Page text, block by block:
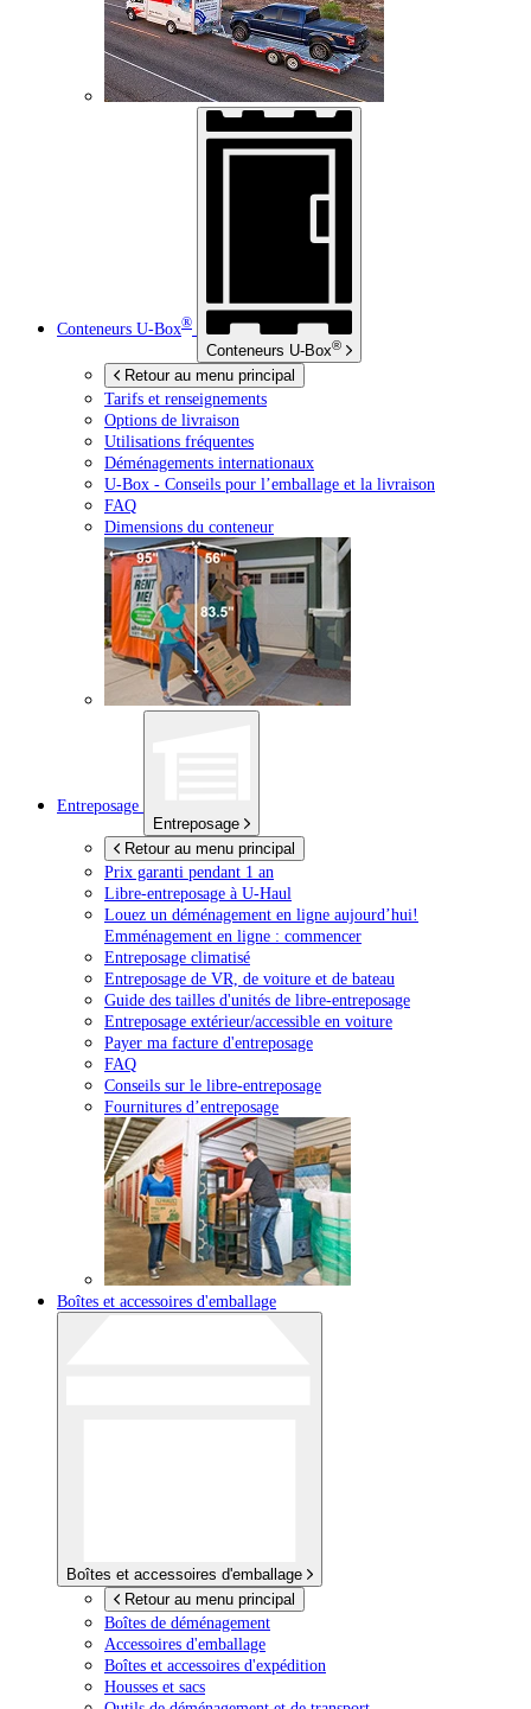
Conteneurs U-Box®
Conteneurs U-Box®
Retour au menu principal
Tarifs et renseignements
Options de livraison
Utilisations fréquentes
Déménagements internationaux
U-Box - Conseils pour l’emballage et la livraison
FAQ
Dimensions du conteneur
Entreposage
Entreposage
Retour au menu principal
Prix garanti pendant 1 an
Libre-entreposage à U-Haul
Louez un déménagement en ligne aujourd’hui!
Emménagement en ligne : commencer
Entreposage climatisé
Entreposage de VR, de voiture et de bateau
Guide des tailles d'unités de libre-entreposage
Entreposage extérieur/accessible en voiture
Payer ma facture d'entreposage
FAQ
Conseils sur le libre-entreposage
Fournitures d’entreposage
Boîtes et accessoires d'emballage
Boîtes et accessoires d'emballage
Retour au menu principal
Boîtes de déménagement
Accessoires d'emballage
Boîtes et accessoires d'expédition
Housses et sacs